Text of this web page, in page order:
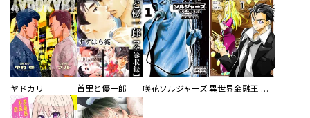
ヤドカリ 首里と優一郎 咲花ソルジャーズ 異世界金融王 ～クローネ・ゴルディオンの覇道～